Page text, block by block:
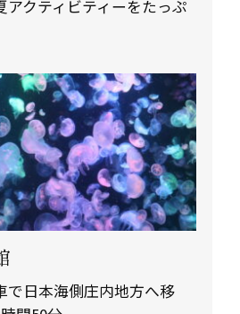
アクティビティーをたっぷ
で日本海側庄内地方へ移